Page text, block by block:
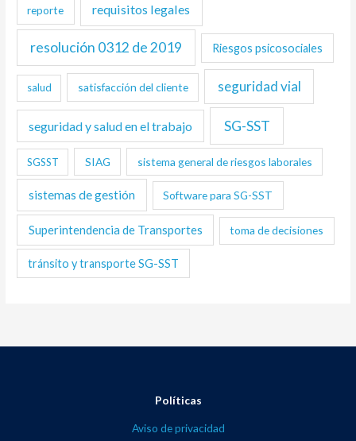
reporte requisitos legales
resolución 0312 de 2019 Riesgos psicosociales
salud satisfacción del cliente seguridad vial
seguridad y salud en el trabajo SG-SST
SGSST SIAG sistema general de riesgos laborales
sistemas de gestión Software para SG-SST
Superintendencia de Transportes toma de decisiones
tránsito y transporte SG-SST
Políticas
Aviso de privacidad